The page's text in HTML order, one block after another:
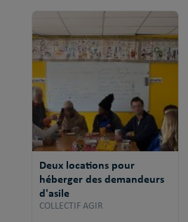
Deux locations pour
héberger des demandeurs
d'asile
COLLECTIF AGIR